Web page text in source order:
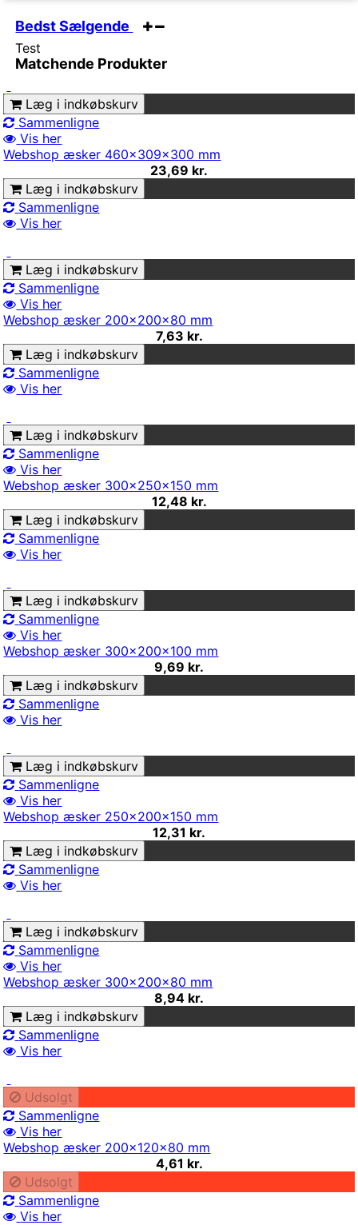
Bedst Sælgende
Test
Matchende Produkter
Læg i indkøbskurv
Sammenligne
Vis her
Webshop æsker 460x309x300 mm
23,69 kr.
Læg i indkøbskurv
Sammenligne
Vis her
Læg i indkøbskurv
Sammenligne
Vis her
Webshop æsker 200x200x80 mm
7,63 kr.
Læg i indkøbskurv
Sammenligne
Vis her
Læg i indkøbskurv
Sammenligne
Vis her
Webshop æsker 300x250x150 mm
12,48 kr.
Læg i indkøbskurv
Sammenligne
Vis her
Læg i indkøbskurv
Sammenligne
Vis her
Webshop æsker 300x200x100 mm
9,69 kr.
Læg i indkøbskurv
Sammenligne
Vis her
Læg i indkøbskurv
Sammenligne
Vis her
Webshop æsker 250x200x150 mm
12,31 kr.
Læg i indkøbskurv
Sammenligne
Vis her
Læg i indkøbskurv
Sammenligne
Vis her
Webshop æsker 300x200x80 mm
8,94 kr.
Læg i indkøbskurv
Sammenligne
Vis her
Udsolgt
Sammenligne
Vis her
Webshop æsker 200x120x80 mm
4,61 kr.
Udsolgt
Sammenligne
Vis her